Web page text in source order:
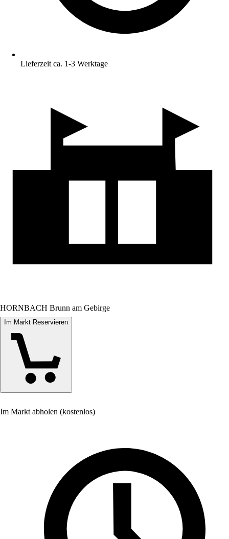
Lieferzeit ca. 1-3 Werktage
HORNBACH Brunn am Gebirge
Im Markt Reservieren
Im Markt abholen (kostenlos)